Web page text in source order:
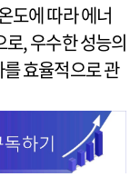
도에 따라 에너
로, 우수한 성능의
효율적으로 관